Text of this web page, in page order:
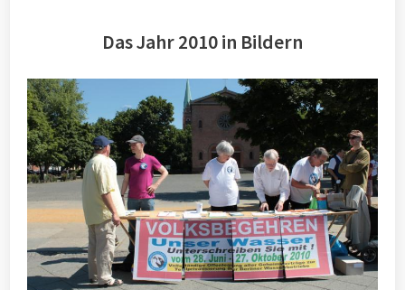
Das Jahr 2010 in Bildern